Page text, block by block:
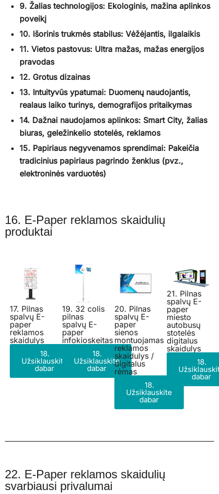
9. Žalias technologijos: Ekologinis, mažina aplinkos
poveikį
10. Išorinis trukmės stabilus: Vėžėjantis, ilgalaikis
11. Vietos pastovus: Ultra mažas, mažas energijos
pravodas
12. Grotus dizainas
13. Intuityvūs ypatumai: Duomenų naudojantis,
realaus laiko turinys, demografijos pritaikymas
14. Dažnai naudojamos aplinkos: Smart City, žalias
biuras, geležinkelio stotelės, reklamos
15. Papiriaus negyvenamos sprendimai: Pakeičia
tradicinius papiriaus pagrindo ženklus (pvz.,
elektroninės varduotės)
16. E-Paper reklamos skaidulių
produktai
17. Pilnas
spalvų E-
paper
reklamos
skaidulys
18.
Užsiklauskite
dabar
19. 32 colis
pilnas
spalvų E-
paper
infokioskeitas
18.
Užsiklauskite
dabar
20. Pilnas
spalvų E-
paper
sienos
montuojamas
reklamos
skaidulys /
digitalus
rėmas
18.
Užsiklauskite
dabar
21. Pilnas
spalvų E-
paper
miesto
autobusų
stotelės
digitalus
skaidulys
18.
dabar
22. E-Paper reklamos skaidulių
svarbiausi privalumai